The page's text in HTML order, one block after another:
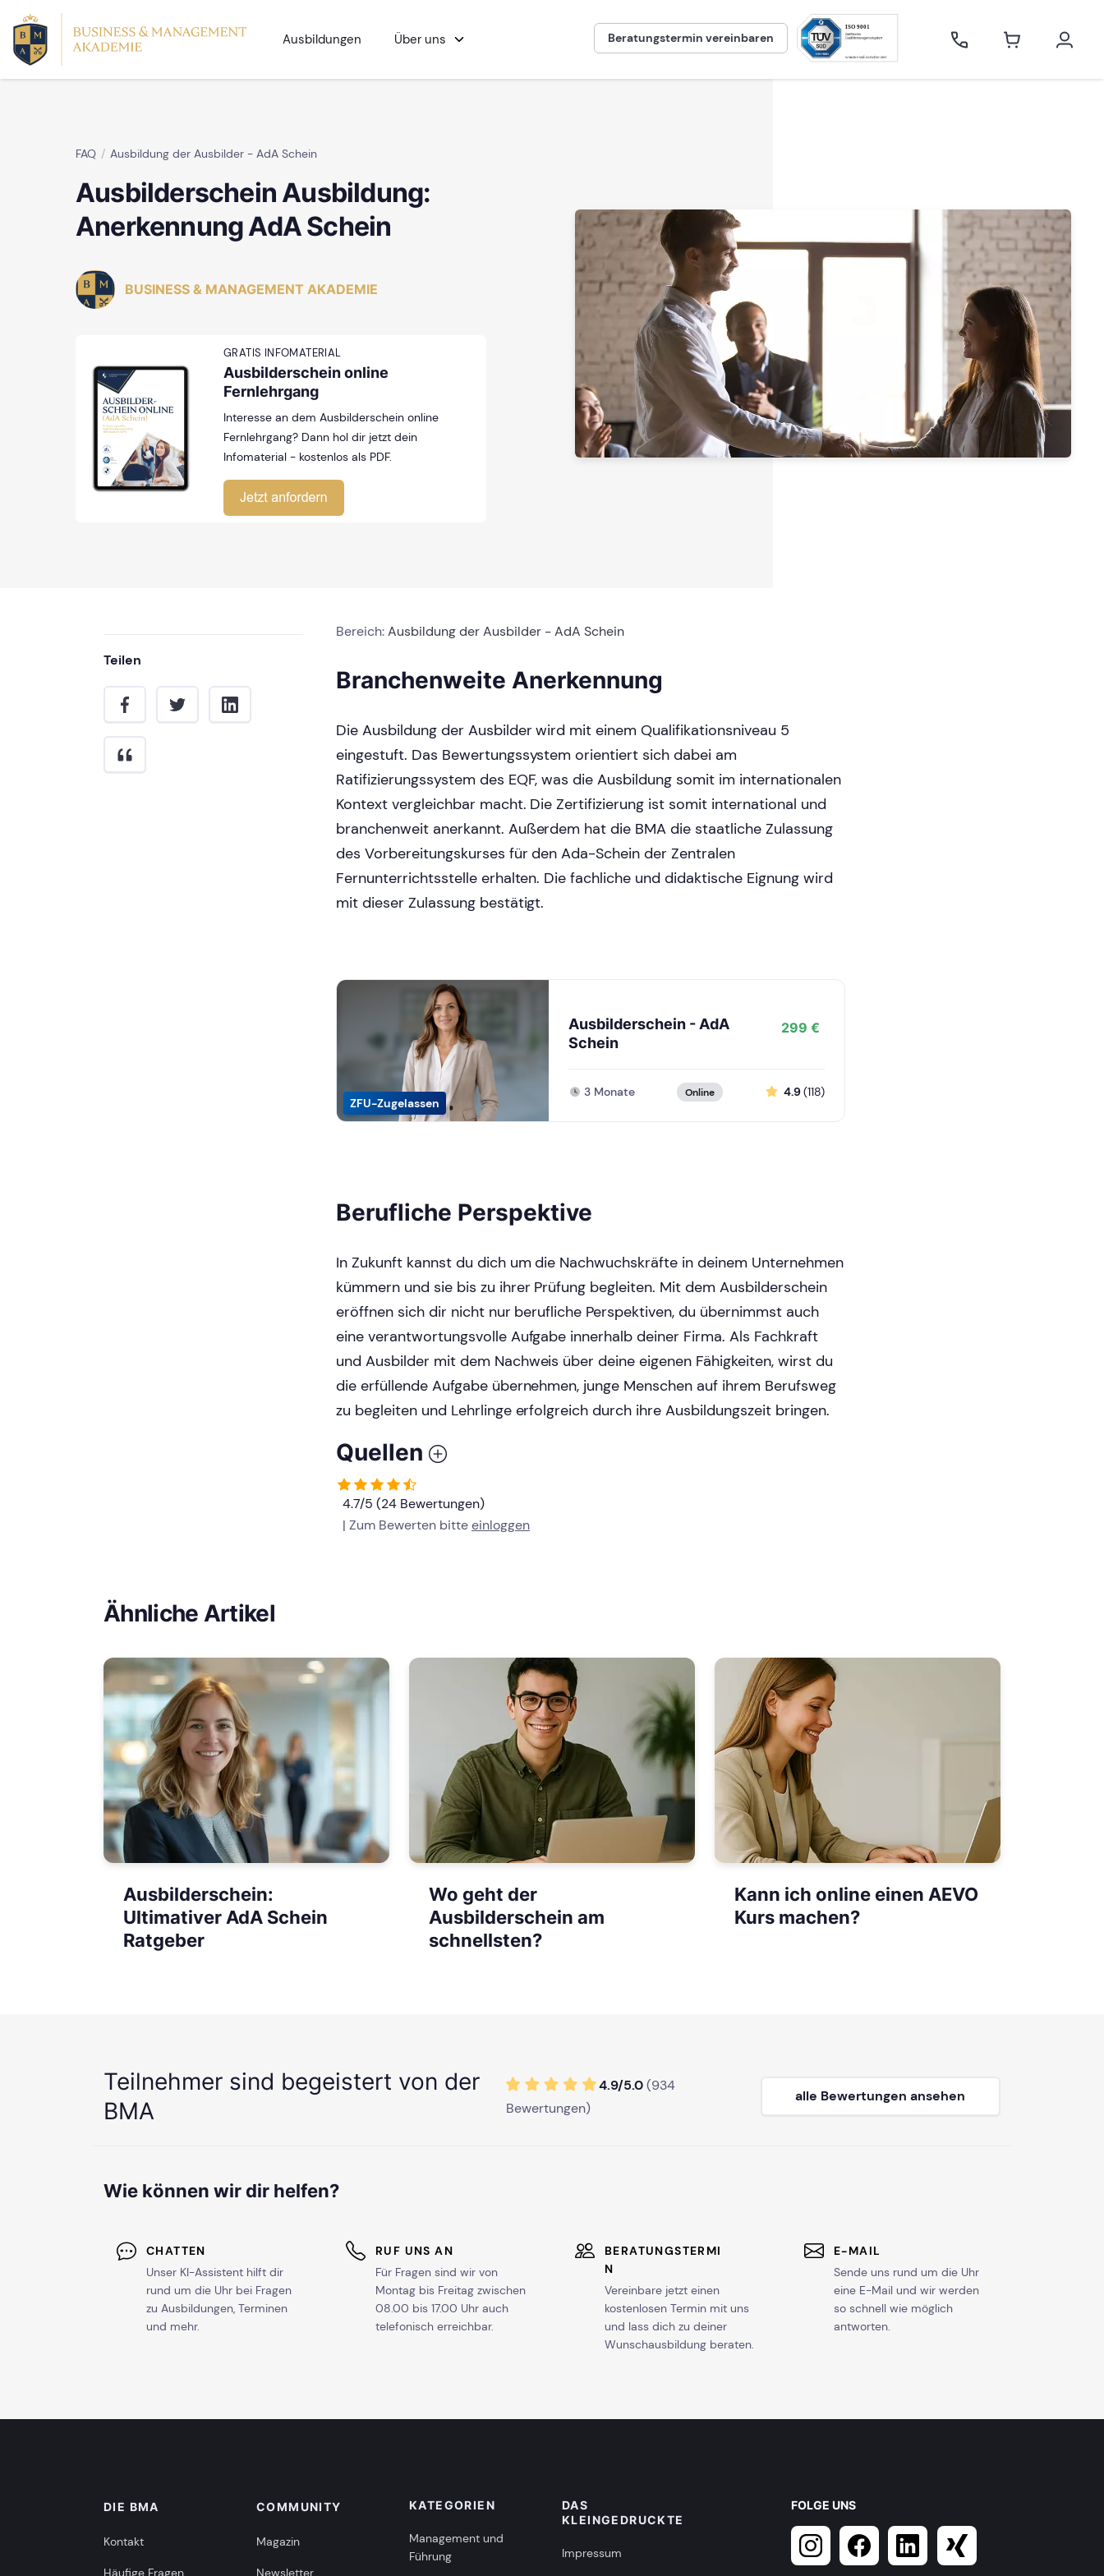
Ausbildungen Über uns Beratungstermin vereinbaren
FAQ Ausbildung der Ausbilder - AdA Schein
Ausbilderschein Ausbildung:
Anerkennung AdA Schein
BUSINESS & MANAGEMENT AKADEMIE
GRATIS INFOMATERIAL
Ausbilderschein online
Fernlehrgang
Interesse an dem Ausbilderschein online
Fernlehrgang? Dann hol dir jetzt dein
Infomaterial - kostenlos als PDF.
Teilen
Bereich:Ausbildung der Ausbilder - AdA Schein
Branchenweite Anerkennung
Die Ausbildung der Ausbilder wird mit einem Qualifikationsniveau 5
eingestuft. Das Bewertungssystem orientiert sich dabei am
Ratifizierungssystem des EQF, was die Ausbildung somit im internationalen
Kontext vergleichbar macht. Die Zertifizierung ist somit international und
branchenweit anerkannt. Außerdem hat die BMA die staatliche Zulassung
des Vorbereitungskurses für den Ada-Schein der Zentralen
Fernunterrichtsstelle erhalten. Die fachliche und didaktische Eignung wird
mit dieser Zulassung bestätigt.
ZFU-Zugelassen
Ausbilderschein - AdA
Schein
299 €
3 Monate Online 4.9(118)
Berufliche Perspektive
In Zukunft kannst du dich um die Nachwuchskräfte in deinem Unternehmen
kümmern und sie bis zu ihrer Prüfung begleiten. Mit dem Ausbilderschein
eröffnen sich dir nicht nur berufliche Perspektiven, du übernimmst auch
eine verantwortungsvolle Aufgabe innerhalb deiner Firma. Als Fachkraft
und Ausbilder mit dem Nachweis über deine eigenen Fähigkeiten, wirst du
die erfüllende Aufgabe übernehmen, junge Menschen auf ihrem Berufsweg
zu begleiten und Lehrlinge erfolgreich durch ihre Ausbildungszeit bringen.
Quellen
4.7/5 (24 Bewertungen)
| Zum Bewerten bitteeinloggen
Ähnliche Artikel
Ausbilderschein:
Ultimativer AdA Schein
Ratgeber
Wo geht der
Ausbilderschein am
schnellsten?
Kann ich online einen AEVO
Kurs machen?
Teilnehmer sind begeistert von der
BMA
4.9/5.0(934
Bewertungen)
alle Bewertungen ansehen
Wie können wir dir helfen?
CHATTEN
Unser KI-Assistent hilft dir
rund um die Uhr bei Fragen
zu Ausbildungen, Terminen
und mehr.
RUF UNS AN
Für Fragen sind wir von
Montag bis Freitag zwischen
08.00 bis 17.00 Uhr auch
telefonisch erreichbar.
BERATUNGSTERMI
N
Vereinbare jetzt einen
kostenlosen Termin mit uns
und lass dich zu deiner
Wunschausbildung beraten.
E-MAIL
Sende uns rund um die Uhr
eine E-Mail und wir werden
so schnell wie möglich
antworten.
DIE BMA
Kontakt
Häufige Fragen
COMMUNITY
Magazin
Newsletter
KATEGORIEN
Management und
Führung
DAS
KLEINGEDRUCKTE
Impressum
FOLGE UNS